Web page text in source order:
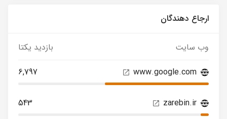
ارجاع دهندگان
وب سایت
بازدید یکتا
www.google.com
6,797
zarebin.ir
543